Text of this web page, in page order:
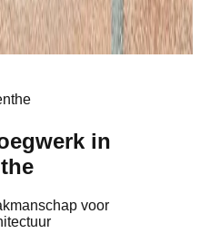
offerte
in
voor